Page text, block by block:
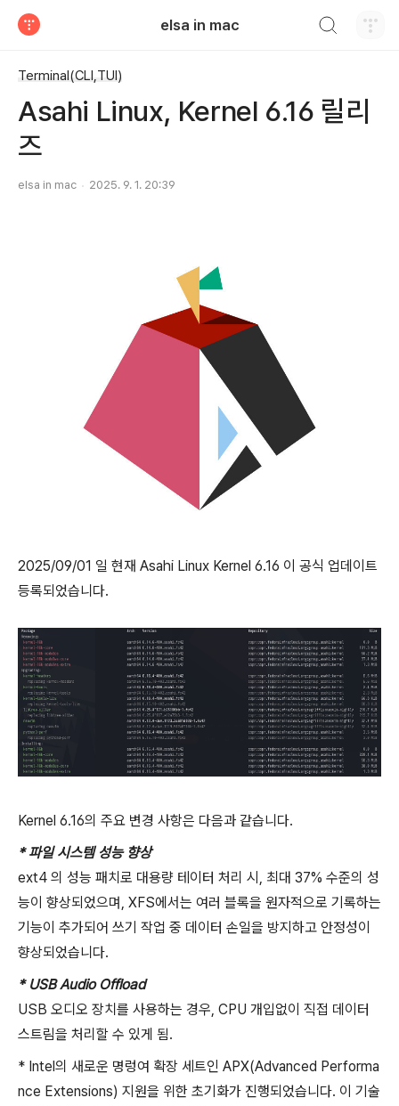
elsa in mac
Terminal(CLI,TUI)
Asahi Linux, Kernel 6.16 릴리
즈
elsa in mac 2025. 9. 1. 20:39
2025/09/01 일 현재 Asahi Linux Kernel 6.16 이 공식 업데이트
등록되었습니다.
Kernel 6.16의 주요 변경 사항은 다음과 같습니다.
* 파일 시스템 성능 향상
ext4 의 성능 패치로 대용량 테이터 처리 시, 최대 37% 수준의 성
능이 향상되었으며, XFS에서는 여러 블록을 원자적으로 기록하는
기능이 추가되어 쓰기 작업 중 데이터 손일을 방지하고 안정성이
향상되었습니다.
* USB Audio Offload
USB 오디오 장치를 사용하는 경우, CPU 개입없이 직접 데이터
스트림을 처리할 수 있게 됨.
* Intel의 새로운 명렁여 확장 세트인 APX(Advanced Performa
nce Extensions) 지원을 위한 초기화가 진행되었습니다. 이 기술